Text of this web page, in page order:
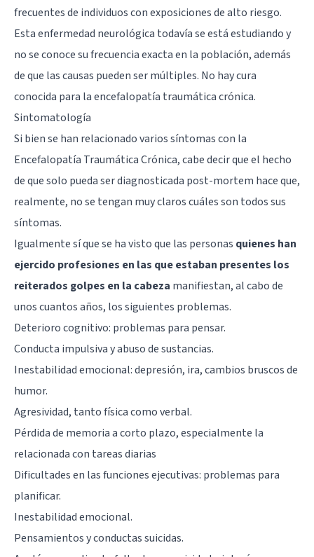
frecuentes de individuos con exposiciones de alto riesgo.
Esta enfermedad neurológica todavía se está estudiando y
no se conoce su frecuencia exacta en la población, además
de que las causas pueden ser múltiples. No hay cura
conocida para la encefalopatía traumática crónica.
Sintomatología
Si bien se han relacionado varios síntomas con la
Encefalopatía Traumática Crónica, cabe decir que el hecho
de que solo pueda ser diagnosticada post-mortem hace que,
realmente, no se tengan muy claros cuáles son todos sus
síntomas.
Igualmente sí que se ha visto que las personas quienes han
ejercido profesiones en las que estaban presentes los
reiterados golpes en la cabeza manifiestan, al cabo de
unos cuantos años, los siguientes problemas.
Deterioro cognitivo: problemas para pensar.
Conducta impulsiva y abuso de sustancias.
Inestabilidad emocional: depresión, ira, cambios bruscos de
humor.
Agresividad, tanto física como verbal.
Pérdida de memoria a corto plazo, especialmente la
relacionada con tareas diarias
Dificultades en las funciones ejecutivas: problemas para
planificar.
Inestabilidad emocional.
Pensamientos y conductas suicidas.